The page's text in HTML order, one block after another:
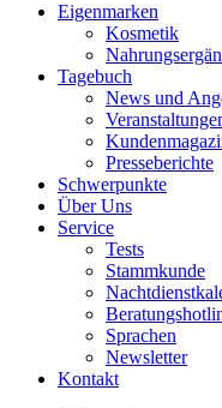
Eigenmarken
Kosmetik
Tagebuch
News und
Presseberichte
Schwerpunkte
Über Uns
Service
Tests
Stammkunde
Sprachen
Newsletter
Kontakt